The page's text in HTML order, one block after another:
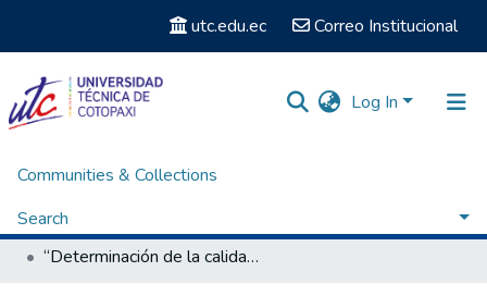
utc.edu.ec Correo Institucional
Log In
Communities & Collections
Search
Statistics
Home
Titulación - Ingeniería Hidráulica
“Determinación de la calidad del agua de la microcuenca Alaquez ubicado en el Cantón Latacunga, Provincia de Cotopaxi”